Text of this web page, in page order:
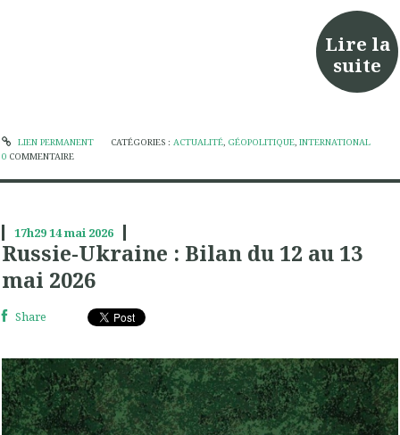
Lire la
suite
LIEN PERMANENT CATÉGORIES : ACTUALITÉ, GÉOPOLITIQUE, INTERNATIONAL
0 COMMENTAIRE
17h2914mai 2026
Russie-Ukraine : Bilan du 12 au 13
mai 2026
Share